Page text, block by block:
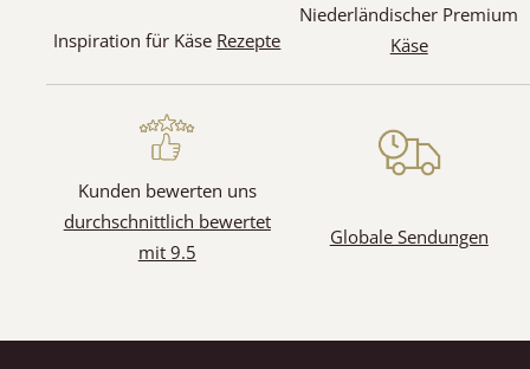
Inspiration für Käse Rezepte
Niederländischer Premium
Käse
Kunden bewerten uns
durchschnittlich bewertet
mit 9.5
Globale Sendungen